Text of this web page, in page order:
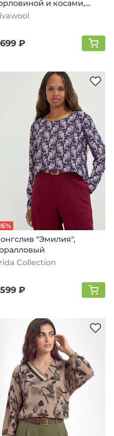
и косами,
699 ₽
"Эмилия",
Collection
599 ₽